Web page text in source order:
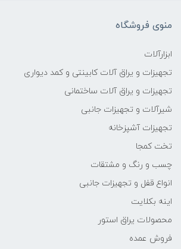
منوی فروشگاه
ابزارآلات
تجهیزات و یراق آلات کابینتی و کمد دیواری
تجهیزات و یراق آلات ساختمانی
شیرآلات و تجهیزات جانبی
تجهیزات آشپزخانه
تخت کمجا
چسب و رنگ و مشتقات
انواع قفل و تجهیزات جانبی
اینه بکلایت
محصولات یراق استور
فروش عمده